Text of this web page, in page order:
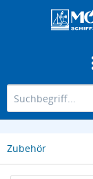
Zubehör